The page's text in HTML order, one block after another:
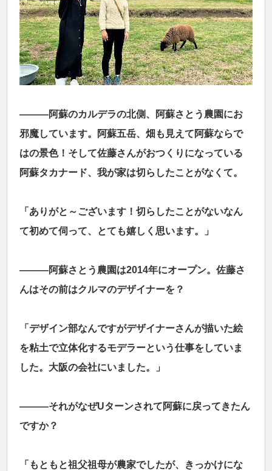
―――阿蘇のカルデラの北側、阿蘇さとう農園にお
邪魔しています。阿蘇五岳、畑も見えて阿蘇ならで
はの景色！そして佐藤さんがおつくりになっている
阿蘇タカナード、我が家は切らしたことがなくて。
「ありがと～ございます！切らしたことがないなん
て初めて伺って、とても嬉しく思います。」
―――阿蘇さとう農園は2014年にオープン。佐藤さ
んはその前はクルマのデザイナーを？
「デザイン部なんですがデザイナーさんが描いた絵
を粘土で立体化するモデラーという仕事をしていま
した。大阪の会社にいました。」
―――それがなぜUターンされて阿蘇に戻ってきたん
ですか？
「もともと祖父祖母が農家でしたが、きっかけにな